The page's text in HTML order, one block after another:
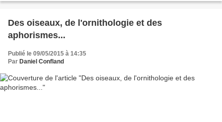
Des oiseaux, de l'ornithologie et des
aphorismes...
Publié le 09/05/2015 à 14:35
Par Daniel Confland